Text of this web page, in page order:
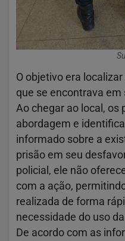
O objetivo era
que se encontrava em
Ao chegar ao local, os
abordagem e
informado sobre a
prisão em seu
policial, ele não
com a ação,
realizada de forma
necessidade do uso
De acordo com as